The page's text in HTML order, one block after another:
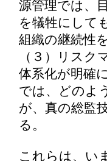
源管理では、
を犠牲にして
組織の継続性
（３）リス
体系化が明確
では、どのよ
が、真の総監
る。
これらは、い